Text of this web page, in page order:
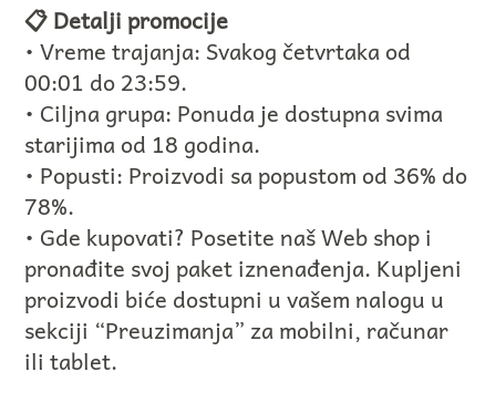
📋 Detalji promocije
• Vreme trajanja: Svakog četvrtaka od
00:01 do 23:59.
• Ciljna grupa: Ponuda je dostupna svima
starijima od 18 godina.
• Popusti: Proizvodi sa popustom od 36% do
78%.
• Gde kupovati? Posetite naš Web shop i
pronađite svoj paket iznenađenja. Kupljeni
proizvodi biće dostupni u vašem nalogu u
sekciji “Preuzimanja” za mobilni, računar
ili tablet.